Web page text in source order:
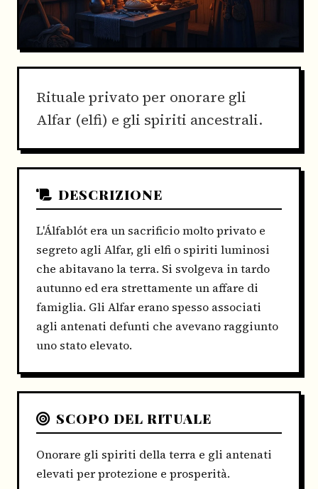
Rituale privato per onorare gli
Alfar (elfi) e gli spiriti ancestrali.
DESCRIZIONE
L'Álfablót era un sacrificio molto privato e
segreto agli Alfar, gli elfi o spiriti luminosi
che abitavano la terra. Si svolgeva in tardo
autunno ed era strettamente un affare di
famiglia. Gli Alfar erano spesso associati
agli antenati defunti che avevano raggiunto
uno stato elevato.
SCOPO DEL RITUALE
Onorare gli spiriti della terra e gli antenati
elevati per protezione e prosperità.